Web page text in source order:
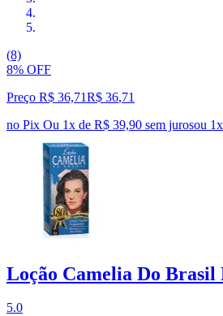
(8)
8% OFF
Preço R$ 36,71R$ 36,71
no Pix Ou 1x de R$ 39,90 sem jurosou 1
Loção Camelia Do Brasil
5.0